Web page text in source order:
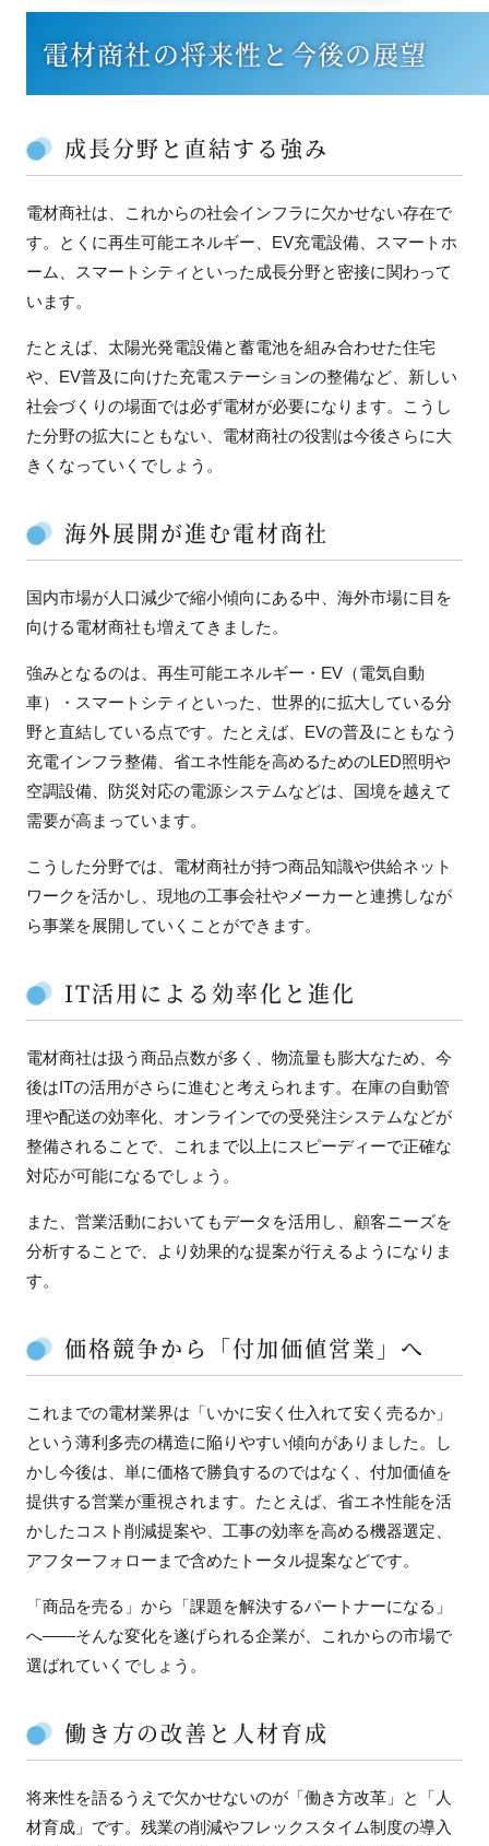
電材商社の将来性と今後の展望
成長分野と直結する強み
電材商社は、これからの社会インフラに欠かせない存在で
す。とくに再生可能エネルギー、EV充電設備、スマートホ
ーム、スマートシティといった成長分野と密接に関わって
います。
たとえば、太陽光発電設備と蓄電池を組み合わせた住宅
や、EV普及に向けた充電ステーションの整備など、新しい
社会づくりの場面では必ず電材が必要になります。こうし
た分野の拡大にともない、電材商社の役割は今後さらに大
きくなっていくでしょう。
海外展開が進む電材商社
国内市場が人口減少で縮小傾向にある中、海外市場に目を
向ける電材商社も増えてきました。
強みとなるのは、再生可能エネルギー・EV（電気自動
車）・スマートシティといった、世界的に拡大している分
野と直結している点です。たとえば、EVの普及にともなう
充電インフラ整備、省エネ性能を高めるためのLED照明や
空調設備、防災対応の電源システムなどは、国境を越えて
需要が高まっています。
こうした分野では、電材商社が持つ商品知識や供給ネット
ワークを活かし、現地の工事会社やメーカーと連携しなが
ら事業を展開していくことができます。
IT活用による効率化と進化
電材商社は扱う商品点数が多く、物流量も膨大なため、今
後はITの活用がさらに進むと考えられます。在庫の自動管
理や配送の効率化、オンラインでの受発注システムなどが
整備されることで、これまで以上にスピーディーで正確な
対応が可能になるでしょう。
また、営業活動においてもデータを活用し、顧客ニーズを
分析することで、より効果的な提案が行えるようになりま
す。
価格競争から「付加価値営業」へ
これまでの電材業界は「いかに安く仕入れて安く売るか」
という薄利多売の構造に陥りやすい傾向がありました。し
かし今後は、単に価格で勝負するのではなく、付加価値を
提供する営業が重視されます。たとえば、省エネ性能を活
かしたコスト削減提案や、工事の効率を高める機器選定、
アフターフォローまで含めたトータル提案などです。
「商品を売る」から「課題を解決するパートナーになる」
へ——そんな変化を遂げられる企業が、これからの市場で
選ばれていくでしょう。
働き方の改善と人材育成
将来性を語るうえで欠かせないのが「働き方改革」と「人
材育成」です。残業の削減やフレックスタイム制度の導入